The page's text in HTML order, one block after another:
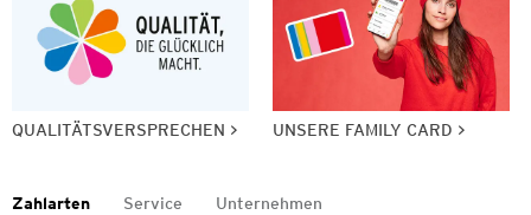
QUALITÄTSVERSPRECHEN UNSERE FAMILY CARD
Zahlarten Service Unternehmen